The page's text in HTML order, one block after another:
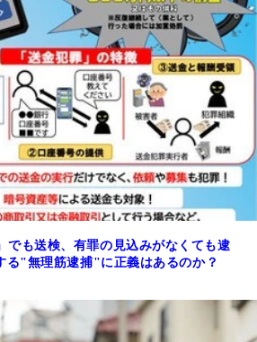
でも送検、有罪の見込みがなくても逮
"無理筋逮捕"に正義はあるのか？